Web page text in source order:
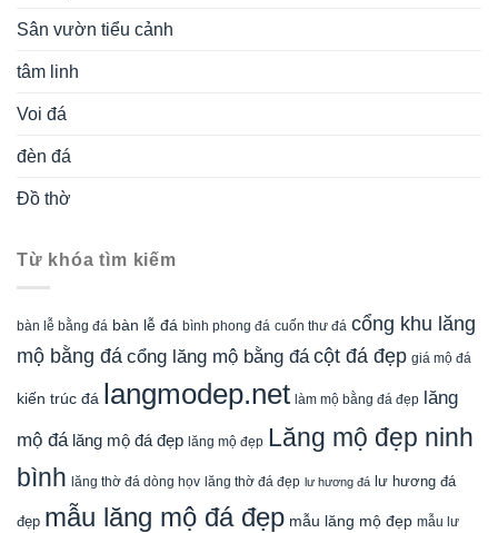
Sân vườn tiểu cảnh
tâm linh
Voi đá
đèn đá
Đồ thờ
Từ khóa tìm kiếm
bàn lễ bằng đá bàn lễ đá bình phong đá cuốn thư đá cổng khu lăng
mộ bằng đá cổng lăng mộ bằng đá cột đá đẹp giá mộ đá
kiến trúc đá langmodep.net làm mộ bằng đá đẹp lăng
mộ đá lăng mộ đá đẹp lăng mộ đẹp Lăng mộ đẹp ninh
bình lăng thờ đá dòng họv lăng thờ đá đẹp lư hương đá lư hương đá
đẹp mẫu lăng mộ đá đẹp mẫu lăng mộ đẹp mẫu lư